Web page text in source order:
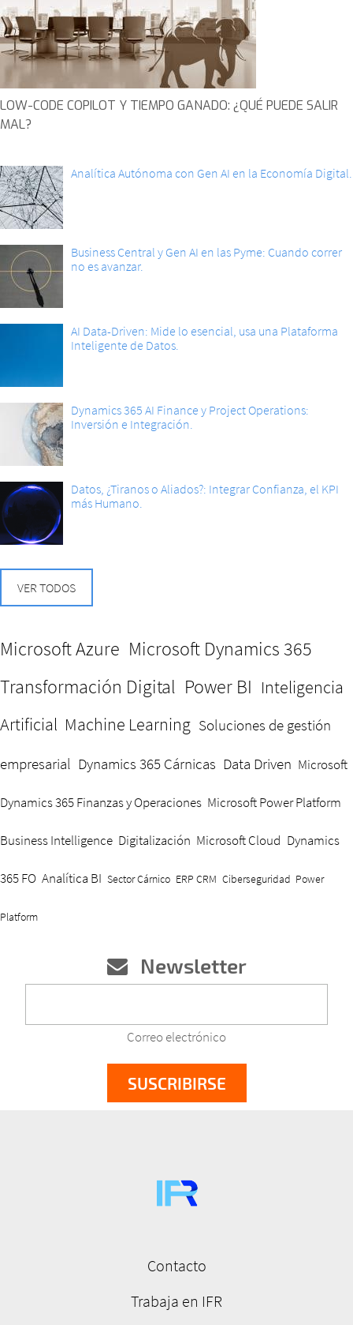
LOW-CODE COPILOT Y TIEMPO GANADO: ¿QUÉ PUEDE SALIR
MAL?
Analítica Autónoma con Gen AI en la Economía Digital.
Business Central y Gen AI en las Pyme: Cuando correr
no es avanzar.
AI Data-Driven: Mide lo esencial, usa una Plataforma
Inteligente de Datos.
Dynamics 365 AI Finance y Project Operations:
Inversión e Integración.
Datos, ¿Tiranos o Aliados?: Integrar Confianza, el KPI
más Humano.
VER TODOS
Microsoft Azure Microsoft Dynamics 365
Transformación Digital Power BI Inteligencia
Artificial Machine Learning Soluciones de gestión
empresarial Dynamics 365 Cárnicas Data Driven Microsoft
Dynamics 365 Finanzas y Operaciones Microsoft Power Platform
Business Intelligence Digitalización Microsoft Cloud Dynamics
365 FO Analítica BI Sector Cárnico ERP CRM Ciberseguridad Power
Platform
Newsletter
Correo electrónico
Contacto
Trabaja en IFR